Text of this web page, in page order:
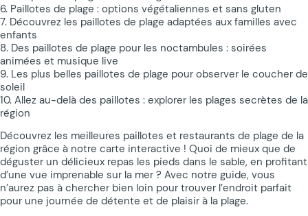
6. Paillotes de plage : options végétaliennes et sans gluten
7. Découvrez les paillotes de plage adaptées aux familles avec
enfants
8. Des paillotes de plage pour les noctambules : soirées
animées et musique live
9. Les plus belles paillotes de plage pour observer le coucher de
soleil
10. Allez au-delà des paillotes : explorer les plages secrètes de la
région
Découvrez les meilleures paillotes et restaurants de plage de la
région grâce à notre carte interactive ! Quoi de mieux que de
déguster un délicieux repas les pieds dans le sable, en profitant
d’une vue imprenable sur la mer ? Avec notre guide, vous
n’aurez pas à chercher bien loin pour trouver l’endroit parfait
pour une journée de détente et de plaisir à la plage.